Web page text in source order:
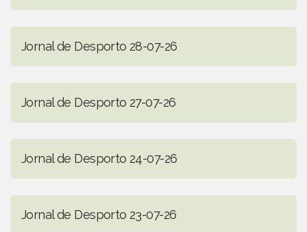
Jornal de Desporto 28-07-26
Jornal de Desporto 27-07-26
Jornal de Desporto 24-07-26
Jornal de Desporto 23-07-26